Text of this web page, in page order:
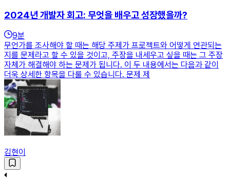
2024년 개발자 회고: 무엇을 배우고 성장했을까?
9분
무언가를 조사해야 할 때는 해당 주제가 프로젝트와 어떻게 연관되는
지를 문제라고 할 수 있을 것이고, 주장을 내세우고 싶을 때는 그 주장
자체가 해결해야 하는 문제가 됩니다. 이 두 내용에서는 다음과 같이
더욱 상세한 항목을 다룰 수 있습니다. 문제 제
김현이